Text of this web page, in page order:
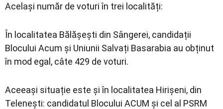
Același număr de voturi în trei localități:
În localitatea Bălășești din Sângerei, candidații
Blocului Acum și Uniunii Salvați Basarabia au obținut
în mod egal, câte 429 de voturi.
Aceeași situație este și în localitatea Hirișeni, din
Telenești: candidatul Blocului ACUM și cel al PSRM